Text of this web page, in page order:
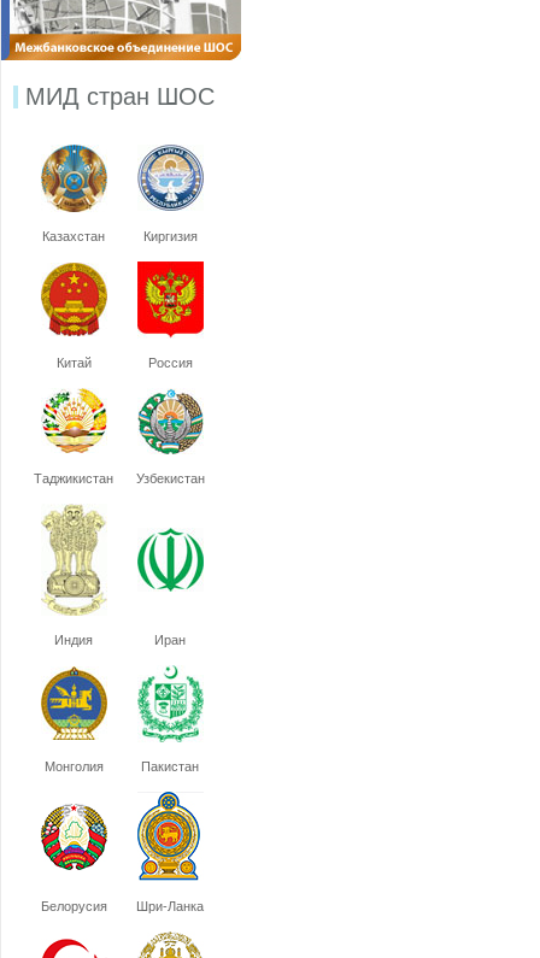
МИД стран ШОС
Казахстан Киргизия
Китай Россия
Таджикистан Узбекистан
Индия Иран
Монголия Пакистан
Белорусия Шри-Ланка